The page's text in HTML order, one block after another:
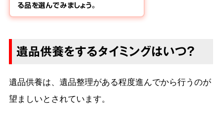
る品を選んでみましょう。
遺品供養をするタイミングはいつ？
遺品供養は、遺品整理がある程度進んでから行うのが
望ましいとされています。